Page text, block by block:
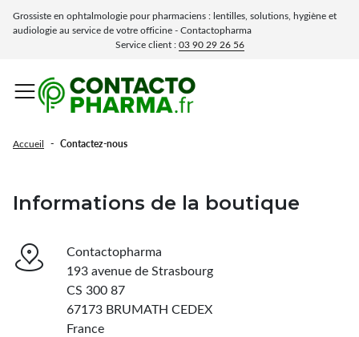
Grossiste en ophtalmologie pour pharmaciens : lentilles, solutions, hygiène et
audiologie au service de votre officine - Contactopharma
Service client :03 90 29 26 56
Menu
Lunettes clip-on & sur-lunettes
Lunettes pour éclipses
Lunettes de soleil
Fermer le sous-menu
lentilles
Lotions pour lentilles
Solution pour lentilles rigide
Solution pour lentilles souples
Solution oxydante
Solution saline
Déprotéinisation lentilles
Fermer le sous-menu
Hygiène
Rigides
Cordons & Chaînes
Lingettes microfibres
Fermer le sous-menu
accessoires
Piles auditives
Accueil Contactez-nous
Informations de la boutique
Contactopharma
193 avenue de Strasbourg
CS 300 87
67173 BRUMATH CEDEX
France